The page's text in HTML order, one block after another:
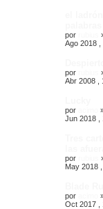
por
Ago 2018 ,
por
Abr 2008 ,
por
Jun 2018 ,
por
May 2018
por
Oct 2017 ,